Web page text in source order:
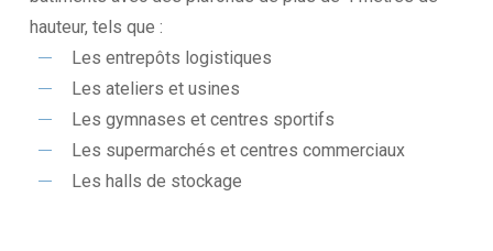
hauteur, tels que :
Les entrepôts logistiques
Les ateliers et usines
Les gymnases et centres sportifs
Les supermarchés et centres commerciaux
Les halls de stockage